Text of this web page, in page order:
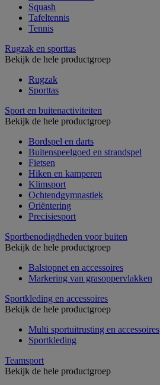
Squash
Tafeltennis
Tennis
Rugzak en sporttas
Bekijk de hele productgroep
Rugzak
Sporttas
Sport en buitenactiviteiten
Bekijk de hele productgroep
Bordspel en darts
Buitenspeelgoed en strandspel
Fietsen
Hiken en kamperen
Klimsport
Ochtendgymnastiek
Oriëntering
Precisiesport
Sportbenodigdheden voor buiten
Bekijk de hele productgroep
Balstopnet en accessoires
Markering van grasoppervlakken
Sportkleding en accessoires
Bekijk de hele productgroep
Multi sportuitrusting en accessoires
Sportkleding
Teamsport
Bekijk de hele productgroep